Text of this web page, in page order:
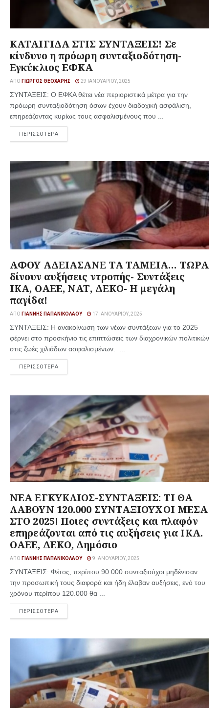
ΚΑΤΑΙΓΙΔΑ ΣΤΙΣ ΣΥΝΤΑΞΕΙΣ! Σε
κίνδυνο η πρόωρη συνταξιοδότηση-
Εγκύκλιος ΕΦΚΑ
ΑΠΌ ΓΙΏΡΓΟΣ ΘΕΟΧΆΡΗΣ 29 ΙΑΝΟΥΑΡΊΟΥ, 2025
ΣΥΝΤΑΞΕΙΣ: Ο ΕΦΚΑ θέτει νέα περιοριστικά μέτρα για την
πρόωρη συνταξιοδότηση όσων έχουν διαδοχική ασφάλιση,
επηρεάζοντας κυρίως τους ασφαλισμένους που ...
ΠΕΡΙΣΣΟΤΕΡΑ
ΑΦΟΥ ΑΔΕΙΑΣΑΝΕ ΤΑ ΤΑΜΕΙΑ… ΤΩΡΑ
δίνουν αυξήσεις ντροπής- Συντάξεις
ΙΚΑ, ΟΑΕΕ, ΝΑΤ, ΔΕΚΟ- Η μεγάλη
παγίδα!
ΑΠΌ ΓΙΆΝΝΗΣ ΠΑΠΑΝΙΚΟΛΆΟΥ 17 ΙΑΝΟΥΑΡΊΟΥ, 2025
ΣΥΝΤΑΞΕΙΣ: Η ανακοίνωση των νέων συντάξεων για το 2025
φέρνει στο προσκήνιο τις επιπτώσεις των διαχρονικών πολιτικών
στις ζωές χιλιάδων ασφαλισμένων. ...
ΠΕΡΙΣΣΟΤΕΡΑ
ΝΕΑ ΕΓΚΥΚΛΙΟΣ-ΣΥΝΤΑΞΕΙΣ: ΤΙ ΘΑ
ΛΑΒΟΥΝ 120.000 ΣΥΝΤΑΞΙΟΥΧΟΙ ΜΕΣΑ
ΣΤΟ 2025! Ποιες συντάξεις και πλαφόν
επηρεάζονται από τις αυξήσεις για ΙΚΑ.
ΟΑΕΕ, ΔΕΚΟ, Δημόσιο
ΑΠΌ ΓΙΆΝΝΗΣ ΠΑΠΑΝΙΚΟΛΆΟΥ 9 ΙΑΝΟΥΑΡΊΟΥ, 2025
ΣΥΝΤΑΞΕΙΣ: Φέτος, περίπου 90.000 συνταξιούχοι μηδένισαν
την προσωπική τους διαφορά και ήδη έλαβαν αυξήσεις, ενό του
χρόνου περίπου 120.000 θα ...
ΠΕΡΙΣΣΟΤΕΡΑ